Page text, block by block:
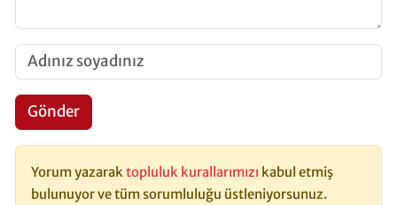
Gönder
Yorum yazarak topluluk kurallarımızı kabul etmiş
bulunuyor ve tüm sorumluluğu üstleniyorsunuz.